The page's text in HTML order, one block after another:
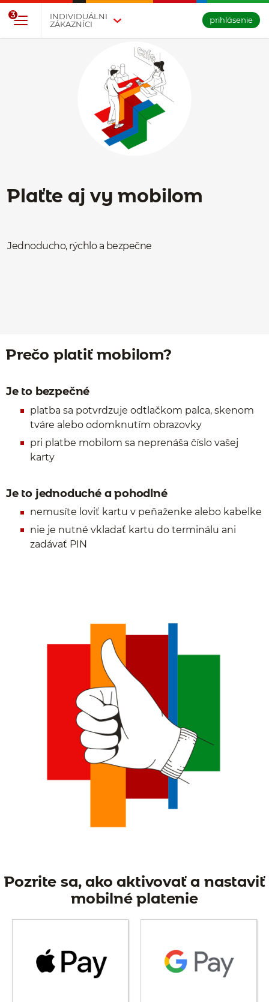
INDIVIDUÁLNI
ZÁKAZNÍCI
3
prihlásenie
Plaťte aj vy mobilom
Jednoducho, rýchlo a bezpečne
Prečo platiť mobilom?
Je to bezpečné
platba sa potvrdzuje odtlačkom palca, skenom
tváre alebo odomknutím obrazovky
pri platbe mobilom sa neprenáša číslo vašej
karty
Je to jednoduché a pohodlné
nemusíte loviť kartu v peňaženke alebo kabelke
nie je nutné vkladať kartu do terminálu ani
zadávať PIN
Pozrite sa, ako aktivovať a nastaviť
mobilné platenie